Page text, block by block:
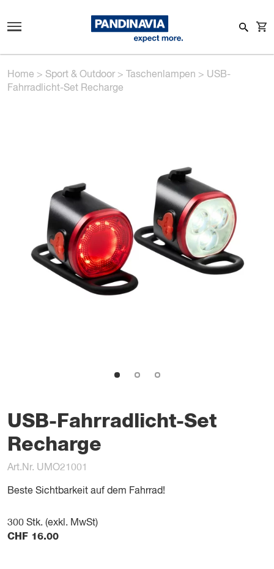
Home > Sport & Outdoor> Taschenlampen > USB-
Fahrradlicht-Set Recharge
USB-Fahrradlicht-Set
Recharge
Art.Nr. UMO21001
Beste Sichtbarkeit auf dem Fahrrad!
300 Stk. (exkl. MwSt)
CHF 16.00